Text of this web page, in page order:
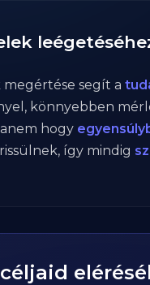
segít a
könnyebben
hogy
így mindig